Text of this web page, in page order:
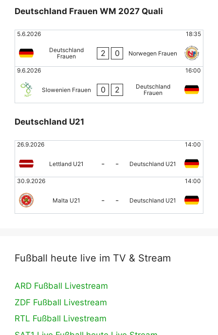
Deutschland Frauen WM 2027 Quali
5.6.2026 18:35
Deutschland
Frauen
2 0 Norwegen Frauen
9.6.2026 16:00
Slowenien Frauen 0 2
Deutschland
Frauen
Deutschland U21
26.9.2026 14:00
Lettland U21 - - Deutschland U21
30.9.2026 14:00
Malta U21 - - Deutschland U21
Fußball heute live im TV & Stream
ARD Fußball Livestream
ZDF Fußball Livestream
RTL Fußball Livestream